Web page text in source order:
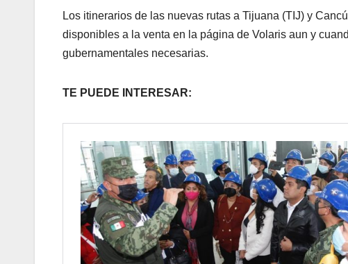
Los itinerarios de las nuevas rutas a Tijuana (TIJ) y
disponibles a la venta en la página de Volaris aun y
gubernamentales necesarias.
TE PUEDE INTERESAR: